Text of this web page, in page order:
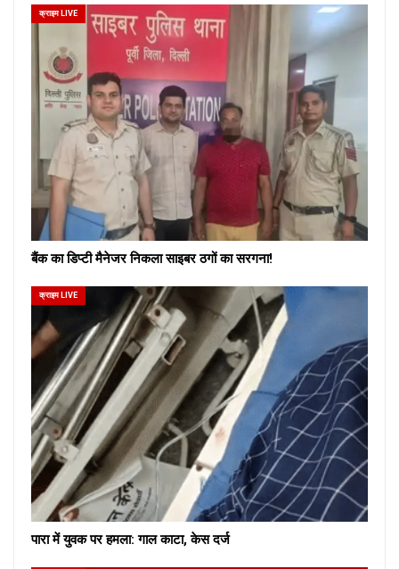
क्राइम LIVE
बैंक का डिप्टी मैनेजर निकला साइबर ठगों का सरगना!
क्राइम LIVE
पारा में युवक पर हमला: गाल काटा, केस दर्ज